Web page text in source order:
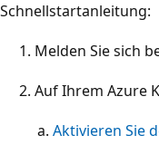
Schnellstartanleitung:
Melden Sie sich
Auf Ihrem Azure
Aktivieren Sie